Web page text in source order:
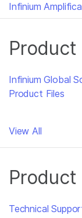
Infinium
Product
Infinium Global
Product Files
View All
Technical